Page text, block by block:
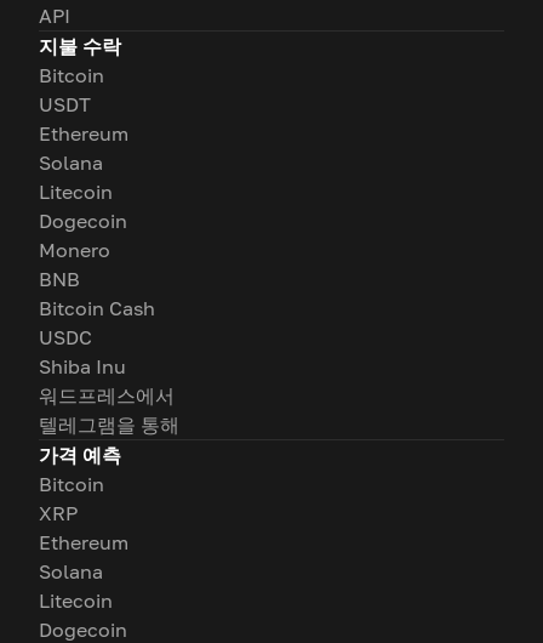
API
지불 수락
Bitcoin
USDT
Ethereum
Solana
Litecoin
Dogecoin
Monero
BNB
Bitcoin Cash
USDC
Shiba Inu
워드프레스에서
텔레그램을 통해
가격 예측
Bitcoin
XRP
Ethereum
Solana
Litecoin
Dogecoin